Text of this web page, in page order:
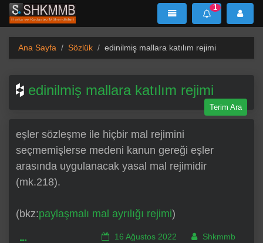
SHKMMB MenÜ Mesaj
1
Ana Sayfa Sözlük edinilmiş mallara katılım rejimi
edinilmiş mallara katılım rejimi
Terim Ara
eşler sözleşme ile hiçbir mal rejimini
seçmemişlerse medeni kanun gereği eşler
arasında uygulanacak yasal mal rejimidir
(mk.218).
(bkz:paylaşmalı mal ayrılığı rejimi)
16 Ağustos 2022 Shkmmb